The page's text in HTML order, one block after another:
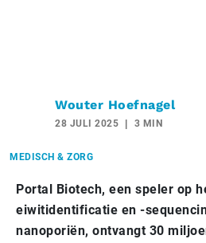
Wouter Hoefnagel
28 JULI 2025 3 MIN
MEDISCH & ZORG
Portal Biotech, een speler op
eiwitidentificatie en -
nanoporiën, ontvangt 30